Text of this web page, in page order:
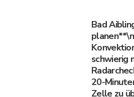
Bad
schwierig
20-
Zelle zu